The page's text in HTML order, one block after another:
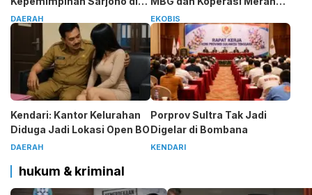
SMSI
DAERAH
Putih
EKOBIS
Kendari: Kantor Kelurahan
Diduga Jadi Lokasi Open BO
DAERAH
Porprov Sultra Tak Jadi
Digelar di Bombana
KENDARI
hukum & kriminal